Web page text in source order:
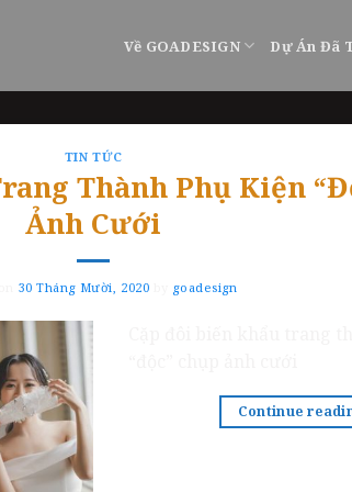
Về GOADESIGN Dự Án Đã
TIN TỨC
Thành Phụ Kiện
Ảnh Cưới
30 Tháng Mười, 2020 goadesign
Continue